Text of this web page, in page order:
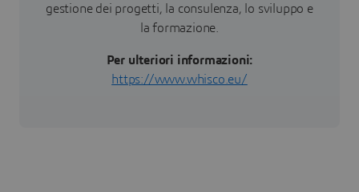
gestione dei progetti, la consulenza, lo sviluppo e
la formazione.
Per ulteriori informazioni:
https://www.whisco.eu/